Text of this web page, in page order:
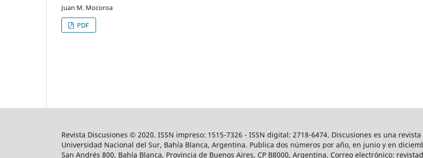
Juan M. Mocoroa
PDF
Revista Discusiones © 2020. ISSN impreso: 1515-7326 - ISSN digital: 2718-6474. Discusiones es una
Universidad Nacional del Sur, Bahía Blanca, Argentina. Publica dos números por año, en junio y en
San Andrés 800, Bahía Blanca, Provincia de Buenos Aires, CP B8000, Argentina. Correo electrónico: